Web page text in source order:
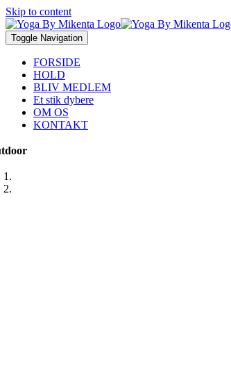
Skip to content
Toggle Navigation
FORSIDE
HOLD
BLIV MEDLEM
Et stik dybere
OM OS
KONTAKT